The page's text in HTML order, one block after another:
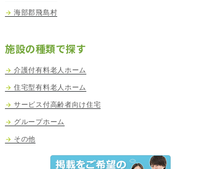
海部郡飛島村
施設の種類で探す
介護付有料老人ホーム
住宅型有料老人ホーム
サービス付高齢者向け住宅
グループホーム
その他